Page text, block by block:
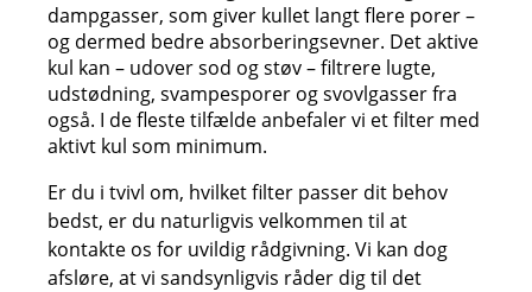
dampgasser, som giver kullet langt flere porer –
og dermed bedre absorberingsevner. Det aktive
kul kan – udover sod og støv – filtrere lugte,
udstødning, svampesporer og svovlgasser fra
også. I de fleste tilfælde anbefaler vi et filter med
aktivt kul som minimum.
Er du i tvivl om, hvilket filter passer dit behov
bedst, er du naturligvis velkommen til at
kontakte os for uvildig rådgivning. Vi kan dog
afsløre, at vi sandsynligvis råder dig til det